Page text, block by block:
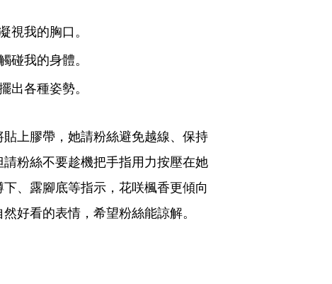
視我的胸口。
碰我的身體。
出各種姿勢。
上膠帶，她請粉絲避免越線、保持
粉絲不要趁機把手指用力按壓在她
、露腳底等指示，花咲楓香更傾向
好看的表情，希望粉絲能諒解。